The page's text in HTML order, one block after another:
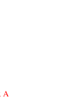
A